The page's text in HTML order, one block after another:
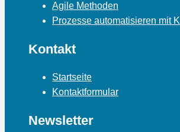
Agile Methoden
Prozesse automatisieren mit KI
Kontakt
Startseite
Kontaktformular
Newsletter